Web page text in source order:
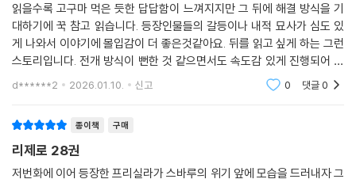
읽을수록 고구마 먹은 듯한 답답함이 느껴지지만 그 뒤에 해결 방식을 기
대하기에 꾹 참고 읽습니다. 등장인물들의 갈등이나 내적 묘사가 심도 있
게 나와서 이야기에 몰입감이 더 좋은것같아요. 뒤를 읽고 싶게 하는 그런
스토리입니다. 전개 방식이 뻔한 것 같으면서도 속도감 있게 진행되어 재
미있습니다.
d******2 2026.01.10. 신고 0 댓글0
종이책 구매
리제로 28권
저번화에 이어 등장한 프리실라가 스바루의 위기 앞에 모습을 드러내자 그